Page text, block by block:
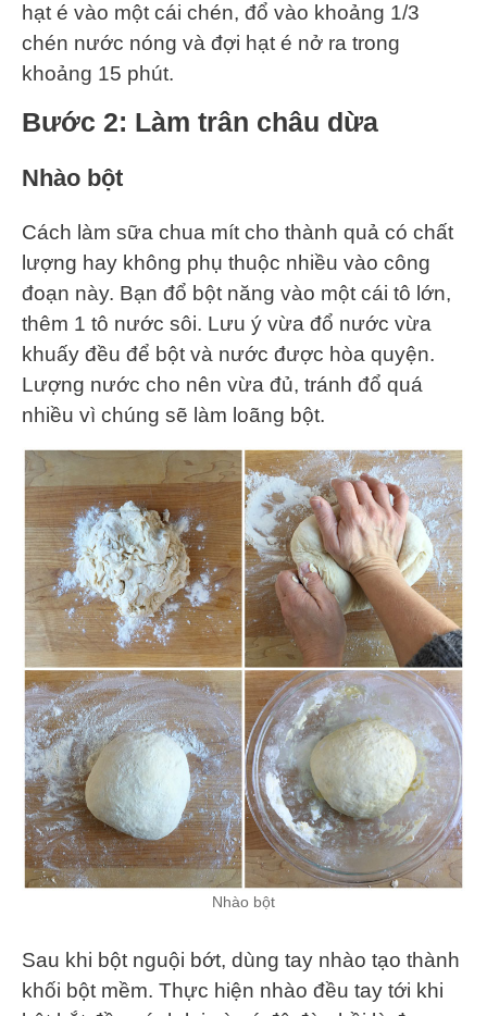
hạt é vào một cái chén, đổ vào khoảng 1/3
chén nước nóng và đợi hạt é nở ra trong
khoảng 15 phút.
Bước 2: Làm trân châu dừa
Nhào bột
Cách làm sữa chua mít cho thành quả có chất
lượng hay không phụ thuộc nhiều vào công
đoạn này. Bạn đổ bột năng vào một cái tô lớn,
thêm 1 tô nước sôi. Lưu ý vừa đổ nước vừa
khuấy đều để bột và nước được hòa quyện.
Lượng nước cho nên vừa đủ, tránh đổ quá
nhiều vì chúng sẽ làm loãng bột.
Nhào bột
Sau khi bột nguội bớt, dùng tay nhào tạo thành
khối bột mềm. Thực hiện nhào đều tay tới khi